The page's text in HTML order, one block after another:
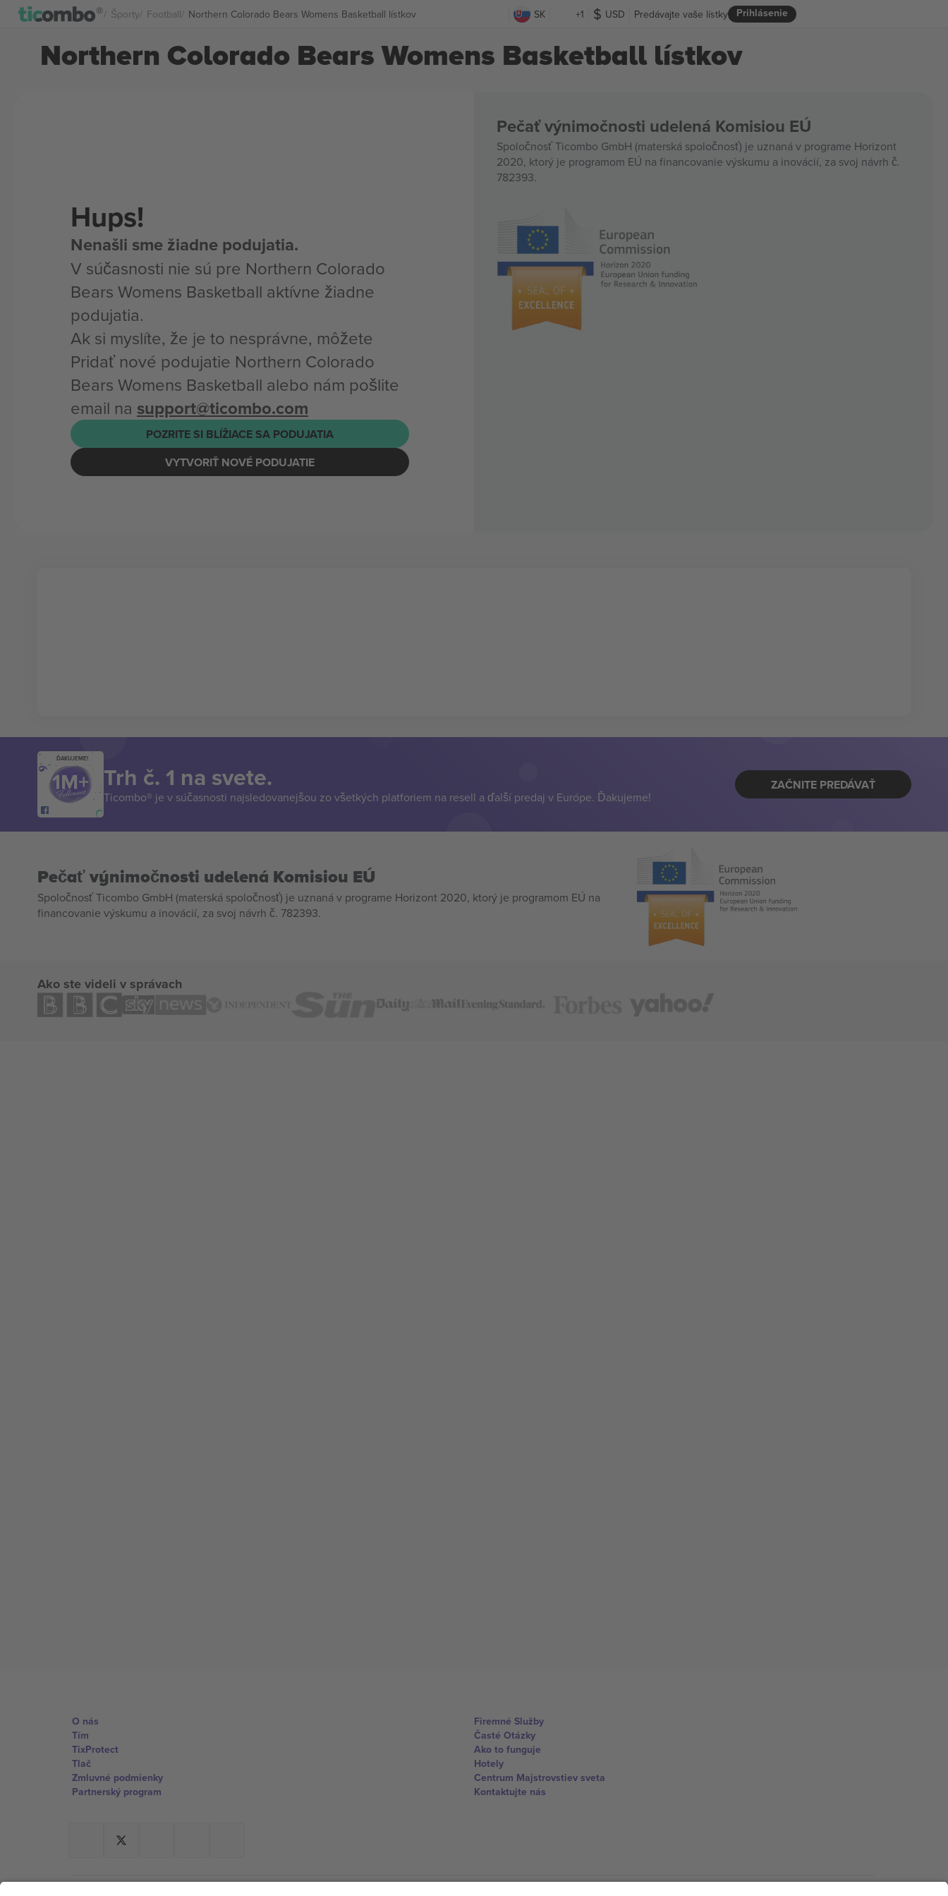
Športy Football Northern Colorado Bears Womens Basketball lístkov SK +1 USD Prihlásenie
Predávajte vaše lístky
Northern Colorado Bears Womens Basketball lístkov
Hups!
Nenašli sme žiadne podujatia.
V súčasnosti nie sú pre Northern Colorado
Bears Womens Basketball aktívne žiadne
podujatia.
Ak si myslíte, že je to nesprávne, môžete
Pridať nové podujatie Northern Colorado
Bears Womens Basketball alebo nám pošlite
email na support@ticombo.com
POZRITE SI BLÍŽIACE SA PODUJATIA
VYTVORIŤ NOVÉ PODUJATIE
Pečať výnimočnosti udelená Komisiou EÚ
Spoločnosť Ticombo GmbH (materská spoločnosť) je uznaná v programe Horizont
2020, ktorý je programom EÚ na financovanie výskumu a inovácií, za svoj návrh č.
782393.
ĎAKUJEME!
Trh č. 1 na svete.
Ticombo® je v súčasnosti najsledovanejšou zo všetkých platforiem na resell a ďalší predaj v Európe. Ďakujeme!
ZAČNITE PREDÁVAŤ
Pečať výnimočnosti udelená Komisiou EÚ
Spoločnosť Ticombo GmbH (materská spoločnosť) je uznaná v programe Horizont 2020, ktorý je programom EÚ na
financovanie výskumu a inovácií, za svoj návrh č. 782393.
Ako ste videli v správach
O nás
Tím
TixProtect
Tlač
Zmluvné podmienky
Partnerský program
Firemné Služby
Časté Otázky
Ako to funguje
Hotely
Centrum Majstrovstiev sveta
Kontaktujte nás